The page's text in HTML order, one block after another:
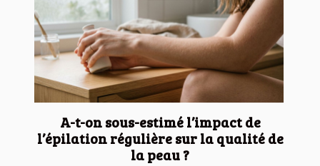
A-t-on sous-estimé l’impact de
l’épilation régulière sur la qualité de
la peau ?